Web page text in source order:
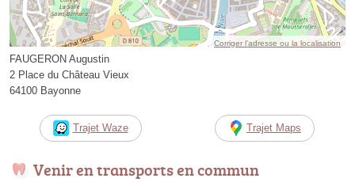
Corriger l’adresse ou la localisation
FAUGERON Augustin
2 Place du Château Vieux
64100 Bayonne
Trajet Waze Trajet Maps
Venir en transports en commun